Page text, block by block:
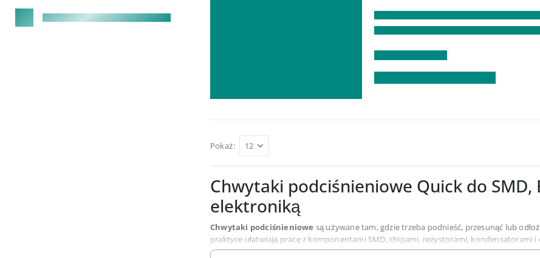
Pokaż:
Chwytaki podciśnieniowe Quick do SMD,
elektroniką
Chwytaki podciśnieniowe są używane tam, gdzie trzeba podnieść, przesunąć lub
praktyce ułatwiają pracę z komponentami SMD, chipami, rezystorami, kondensatorami
Podciśnienie pozwala przenieść detal za pomocą ssawki, bez nacisku na jego krawędzie.